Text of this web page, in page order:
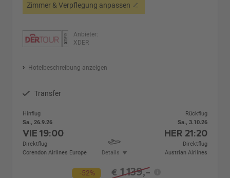
Zimmer & Verpflegung anpassen
Anbieter:
XDER
Hotelbeschreibung anzeigen
Transfer
Hinflug
Sa., 26.9.26
VIE19:00
Direktflug
Corendon Airlines Europe
Details
Rückflug
Sa., 3.10.26
HER 21:20
Direktflug
Austrian Airlines
-52% € 1.139,-